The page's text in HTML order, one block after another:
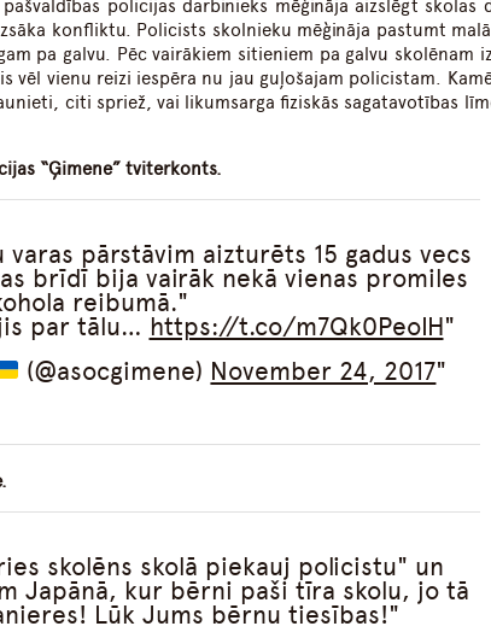
policijas darbinieks mēģināja aizslēgt skolas
konfliktu. Policists skolnieku mēģināja pastumt
pa galvu. Pēc vairākiem sitieniem pa galvu skolēnam
vēl vienu reizi iespēra nu jau guļošajam policistam.
citi spriež, vai likumsarga fiziskās sagatavotības
“Ģimene” tviterkonts.
pārstāvim aizturēts 15 gadus vecs
brīdī bija vairāk nekā vienas promiles
reibumā."
par tālu… https://t.co/m7Qk0PeoIH
(@asocgimene) November 24, 2017
skolēns skolā piekauj policistu" un
Japānā, kur bērni paši tīra skolu, jo tā
Lūk Jums bērnu tiesības!